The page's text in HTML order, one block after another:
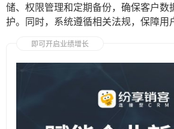
储、权限管理和定期备份，确保客户数
护。同时，系统遵循相关法规，保障用
即可开启业绩增长